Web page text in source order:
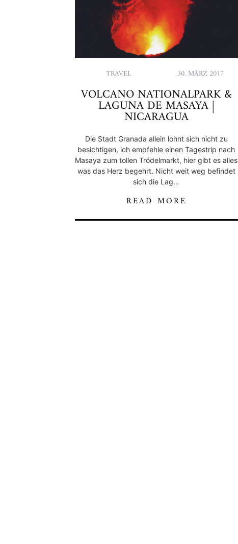
TRAVEL 30. MÄRZ 2017
VOLCANO NATIONALPARK &
LAGUNA DE MASAYA |
NICARAGUA
Die Stadt Granada allein lohnt sich nicht zu
besichtigen, ich empfehle einen Tagestrip nach
Masaya zum tollen Trödelmarkt, hier gibt es alles
was das Herz begehrt. Nicht weit weg befindet
sich die Lag…
READ MORE